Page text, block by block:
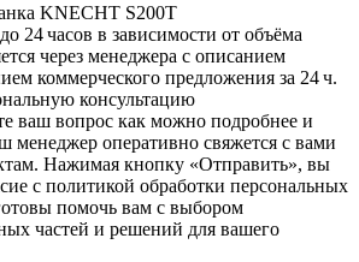
KNECHT S200T
24 часов в зависимости от объёма
через менеджера с описанием
коммерческого предложения за 24 ч.
консультацию
ваш вопрос как можно подробнее и
менеджер оперативно свяжется с вами
Нажимая кнопку «Отправить», вы
с политикой обработки персональных
помочь вам с выбором
частей и решений для вашего